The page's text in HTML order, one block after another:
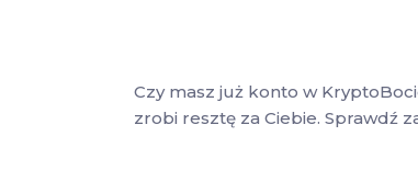
Czy masz już konto w
zrobi resztę za Ciebie. Sprawdź